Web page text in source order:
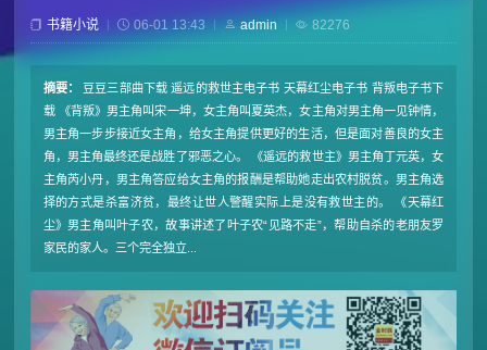
书籍小说 06-01 13:43 admin 82276
摘要：
豆豆三部曲下载 遥远的救世主电子书 天幕红尘电子书 背叛电子书下
载 《背叛》男主角叫宋一坤，女主角叫夏英杰，女主角对男主角一见钟情，
男主角一步步接近女主角，给女主角提供更好的生活，但是面对善良的女主
角，男主角最终还是战胜了邪恶之心。 《遥远的救世主》男主角丁元英，女
主角芮小丹，男主角答应给女主角的报酬是帮助她走出农村脱贫。男主角选
择的方式是杀富济贫，最终让世人警醒实际上是没有救世主的。 《天幕红
尘》男主角叫叶子农，故事讲述了叶子农“见路不走”，帮助自杀的老朋友罗
家民的家人。三个完全独立...